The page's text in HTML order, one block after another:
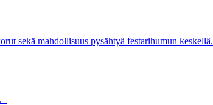
sekä mahdollisuus pysähtyä festarihumun keskellä.